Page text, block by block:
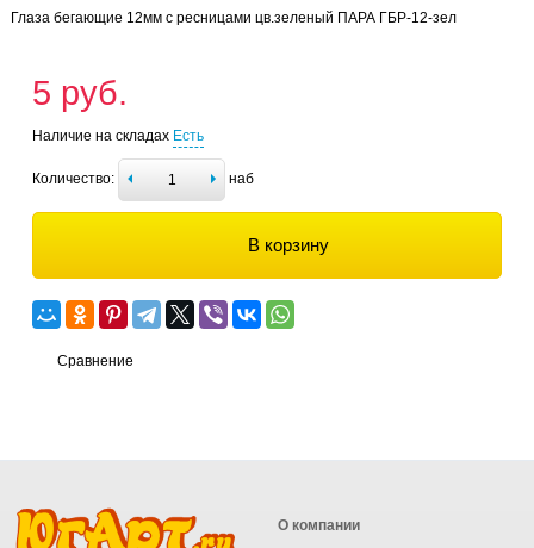
Глаза бегающие 12мм с ресницами цв.зеленый ПАРА ГБР-12-зел
5 руб.
Наличие на складах Есть
Количество: наб
В корзину
Сравнение
О компании